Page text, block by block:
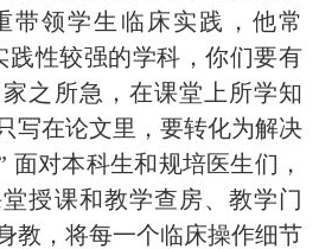
带领学生临床实践，他常
践性较强的学科，你们要有
之所急，在课堂上所学知
写在论文里，要转化为解决
面对本科生和规培医生们，
授课和教学查房、教学门
教，将每一个临床操作细节